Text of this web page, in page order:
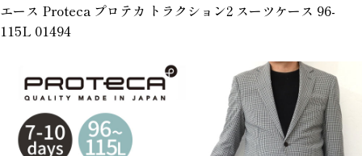
エース Proteca プロテカ トラクション2 スーツケース 96-
115L 01494